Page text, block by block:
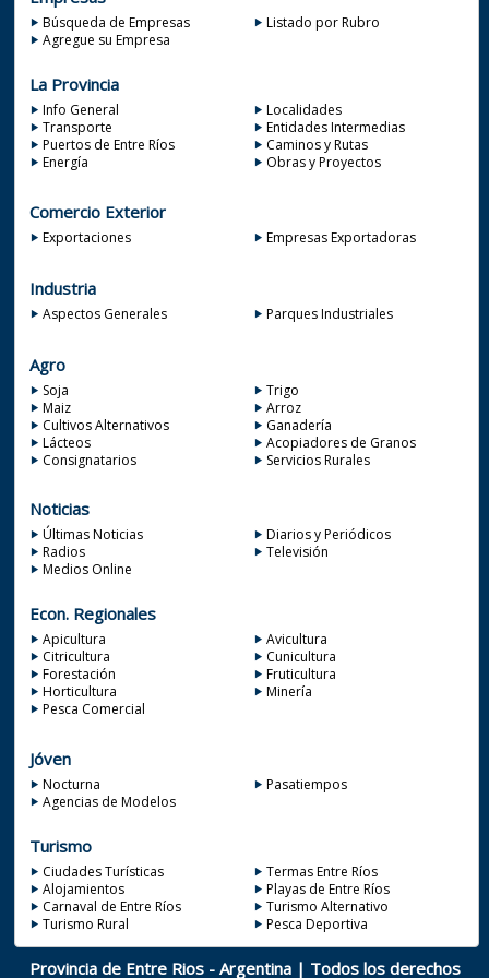
Búsqueda de Empresas
Listado por Rubro
Agregue su Empresa
La Provincia
Info General
Localidades
Transporte
Entidades Intermedias
Puertos de Entre Ríos
Caminos y Rutas
Energía
Obras y Proyectos
Comercio Exterior
Exportaciones Empresas Exportadoras
Industria
Aspectos Generales Parques Industriales
Agro
Soja
Trigo
Maiz
Arroz
Cultivos Alternativos
Ganadería
Lácteos
Acopiadores de Granos
Consignatarios
Servicios Rurales
Noticias
Últimas Noticias
Diarios y Periódicos
Radios
Televisión
Medios Online
Econ. Regionales
Apicultura
Avicultura
Citricultura
Cunicultura
Forestación
Fruticultura
Horticultura
Minería
Pesca Comercial
Jóven
Nocturna
Pasatiempos
Agencias de Modelos
Turismo
Ciudades Turísticas
Termas Entre Ríos
Alojamientos
Playas de Entre Ríos
Carnaval de Entre Ríos
Turismo Alternativo
Turismo Rural
Pesca Deportiva
Provincia de Entre Rios - Argentina | Todos los derechos